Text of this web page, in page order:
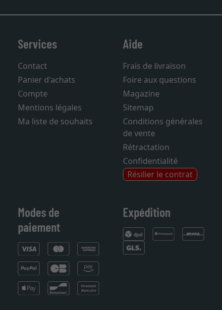
Services
Contact
Panier d'achats
Compte
Mentions légales
Ma liste de souhaits
Aide
Frais de livraison
Foire aux questions
Magazine
Sitemap
Conditions générales
de vente
Rétractation
Confidentialité
Résilier le contrat
Modes de
paiement
Expédition